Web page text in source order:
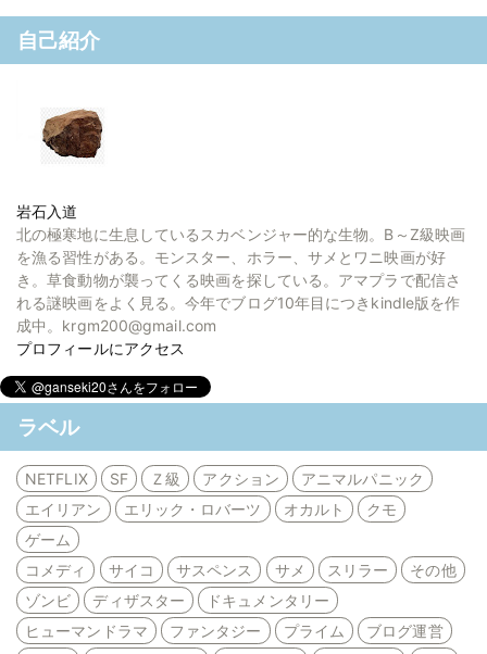
自己紹介
岩石入道
北の極寒地に生息しているスカベンジャー的な生物。B～Z級映画
を漁る習性がある。モンスター、ホラー、サメとワニ映画が好
き。草食動物が襲ってくる映画を探している。アマプラで配信さ
れる謎映画をよく見る。今年でブログ10年目につきkindle版を作
成中。krgm200@gmail.com
プロフィールにアクセス
ラベル
NETFLIX SF Ｚ級 アクション
アニマルパニック
エイリアン
エリック・ロバーツ オカルト
クモ
ゲーム
コメディ
サイコ サスペンス サメ スリラー
その他
ゾンビ
ディザスター
ドキュメンタリー
ヒューマンドラマ
ファンタジー プライム
ブログ運営